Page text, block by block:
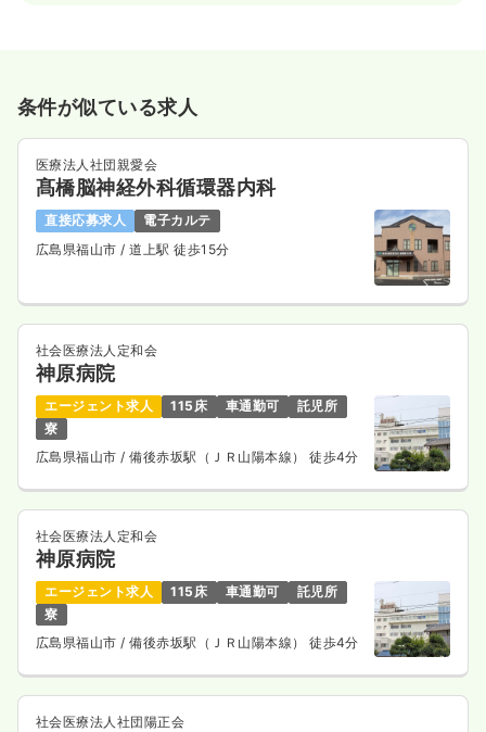
条件が似ている求人
医療法人社団親愛会
髙橋脳神経外科循環器内科
直接応募求人
電子カルテ
広島県福山市 / 道上駅 徒歩15分
社会医療法人定和会
神原病院
エージェント求人 115床 車通勤可
託児所
寮
広島県福山市/ 備後赤坂駅（ＪＲ山陽本線） 徒歩4分
社会医療法人定和会
神原病院
エージェント求人 115床 車通勤可
託児所
寮
広島県福山市/ 備後赤坂駅（ＪＲ山陽本線） 徒歩4分
社会医療法人社団陽正会